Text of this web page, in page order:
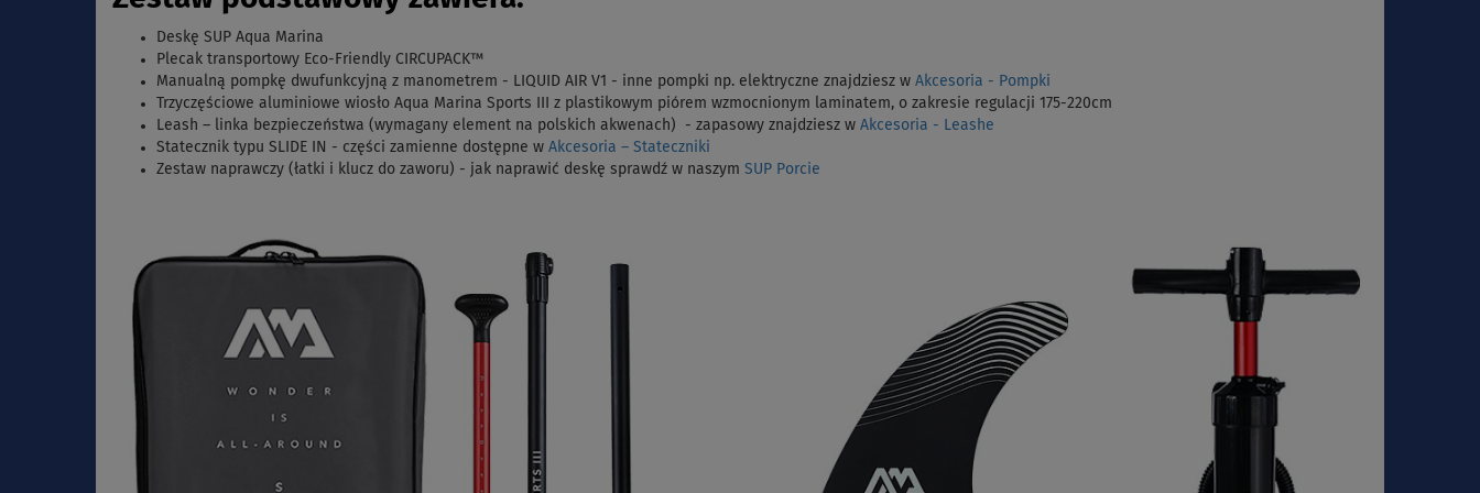
Deskę SUP Aqua Marina
Plecak transportowy Eco-Friendly CIRCUPACK™
Manualną pompkę dwufunkcyjną z manometrem - LIQUID AIR V1 - inne pompki np. elektryczne znajdziesz w Akcesoria - Pompki
Trzyczęściowe aluminiowe wiosło Aqua Marina Sports III
z plastikowym piórem wzmocnionym laminatem, o zakresie regulacji 175-220cm
Leash – linka bezpieczeństwa (wymagany element na polskich akwenach) - zapasowy znajdziesz w Akcesoria - Leashe
Statecznik typu SLIDE IN - części zamienne dostępne w Akcesoria – Stateczniki
Zestaw naprawczy (łatki i klucz do zaworu) - jak naprawić deskę sprawdź w naszym SUP Porcie